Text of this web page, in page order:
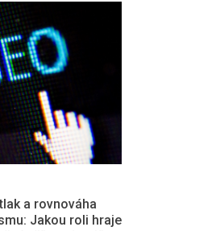
a rovnováha
Jakou roli hraje